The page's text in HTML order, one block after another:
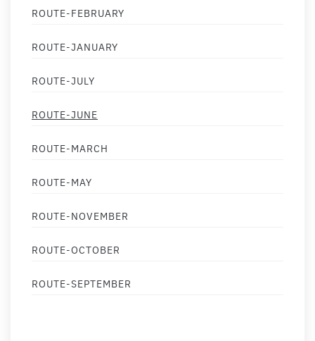
ROUTE-FEBRUARY
ROUTE-JANUARY
ROUTE-JULY
ROUTE-JUNE
ROUTE-MARCH
ROUTE-MAY
ROUTE-NOVEMBER
ROUTE-OCTOBER
ROUTE-SEPTEMBER